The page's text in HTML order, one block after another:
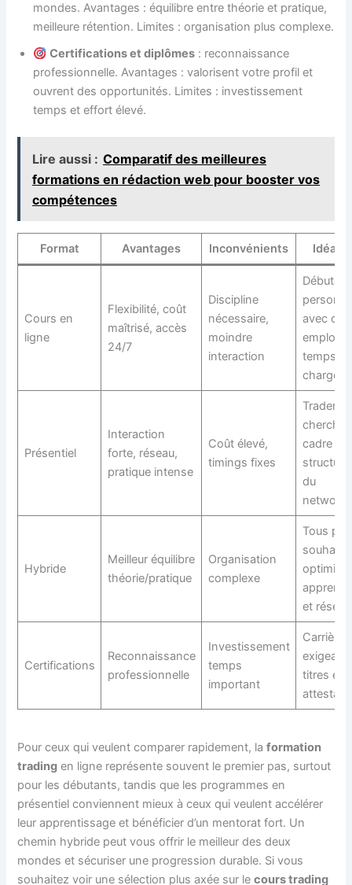
mondes. Avantages : équilibre entre théorie et pratique,
meilleure rétention. Limites : organisation plus complexe.
Certifications et diplômes : reconnaissance
professionnelle. Avantages : valorisent votre profil et
ouvrent des opportunités. Limites : investissement
temps et effort élevé.
Lire aussi : Comparatif des meilleures
formations en rédaction web pour booster vos
compétences
Format Avantages Inconvénients Idéal
Cours en
ligne
Flexibilité, coût
maîtrisé, accès
24/7
Discipline
nécessaire,
moindre
interaction
avec des
emplois
temps
chargés
Présentiel
Interaction
forte, réseau,
pratique intense
Coût élevé,
timings fixes
Traders
cadre
structuré
du
Hybride
Meilleur équilibre
théorie/pratique
Organisation
complexe
Tous
optimiser
et réseau
Certifications
Reconnaissance
professionnelle
Investissement
temps
important
Carrières
exigeant
titres et
Pour ceux qui veulent comparer rapidement, laformation
trading en ligne représente souvent le premier pas, surtout
pour les débutants, tandis que les programmes en
présentiel conviennent mieux à ceux qui veulent accélérer
leur apprentissage et bénéficier d’un mentorat fort. Un
chemin hybride peut vous offrir le meilleur des deux
mondes et sécuriser une progression durable. Si vous
souhaitez voir une sélection plus axée sur lecours trading